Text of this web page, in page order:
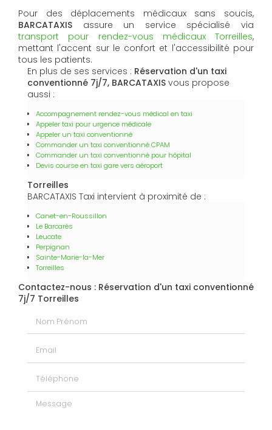
Pour des déplacements médicaux sans soucis,
BARCATAXIS assure un service spécialisé via
transport pour rendez-vous médicaux Torreilles,
mettant l'accent sur le confort et l'accessibilité pour
tous les patients.
En plus de ses services : Réservation d'un taxi
conventionné 7j/7, BARCATAXIS vous propose
aussi :
Accompagnement rendez-vous médical en taxi
Appeler taxi pour urgence médicale
Appeler un taxi conventionné
Commander un taxi conventionné CPAM
Commander un taxi conventionné pour hôpital
Devis course en taxi gare vers aéroport
Torreilles
BARCATAXIS Taxi intervient à proximité de :
Canet-en-Roussillon
Le Barcarès
Leucate
Perpignan
Sainte-Marie-la-Mer
Torreilles
Contactez-nous : Réservation d'un taxi conventionné
7j/7 Torreilles
Message